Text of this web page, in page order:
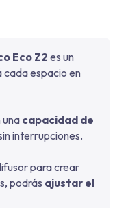
Eco Z2es un
espacio en
capacidad de
interrupciones.
para crear
podrás ajustar el